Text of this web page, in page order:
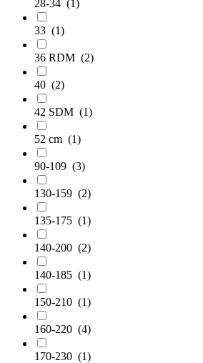
28-34 (1)
33 (1)
36 RDM (2)
40 (2)
42 SDM (1)
52 cm (1)
90-109 (3)
130-159 (2)
135-175 (1)
140-200 (2)
140-185 (1)
150-210 (1)
160-220 (4)
170-230 (1)